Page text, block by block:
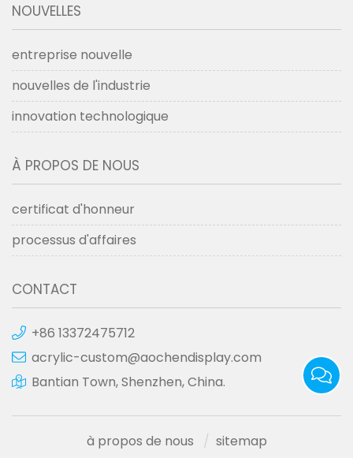
NOUVELLES
entreprise nouvelle
nouvelles de l'industrie
innovation technologique
À PROPOS DE NOUS
certificat d'honneur
processus d'affaires
CONTACT
+86 13372475712
acrylic-custom@aochendisplay.com
Bantian Town, Shenzhen, China.
à propos de nous sitemap